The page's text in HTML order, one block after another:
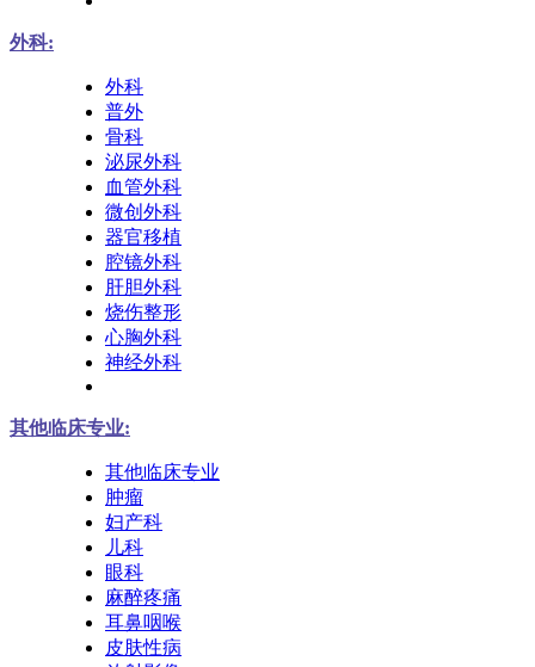
外科:
外科
普外
骨科
泌尿外科
血管外科
微创外科
器官移植
腔镜外科
肝胆外科
烧伤整形
心胸外科
神经外科
其他临床专业:
其他临床专业
肿瘤
妇产科
儿科
眼科
麻醉疼痛
耳鼻咽喉
皮肤性病